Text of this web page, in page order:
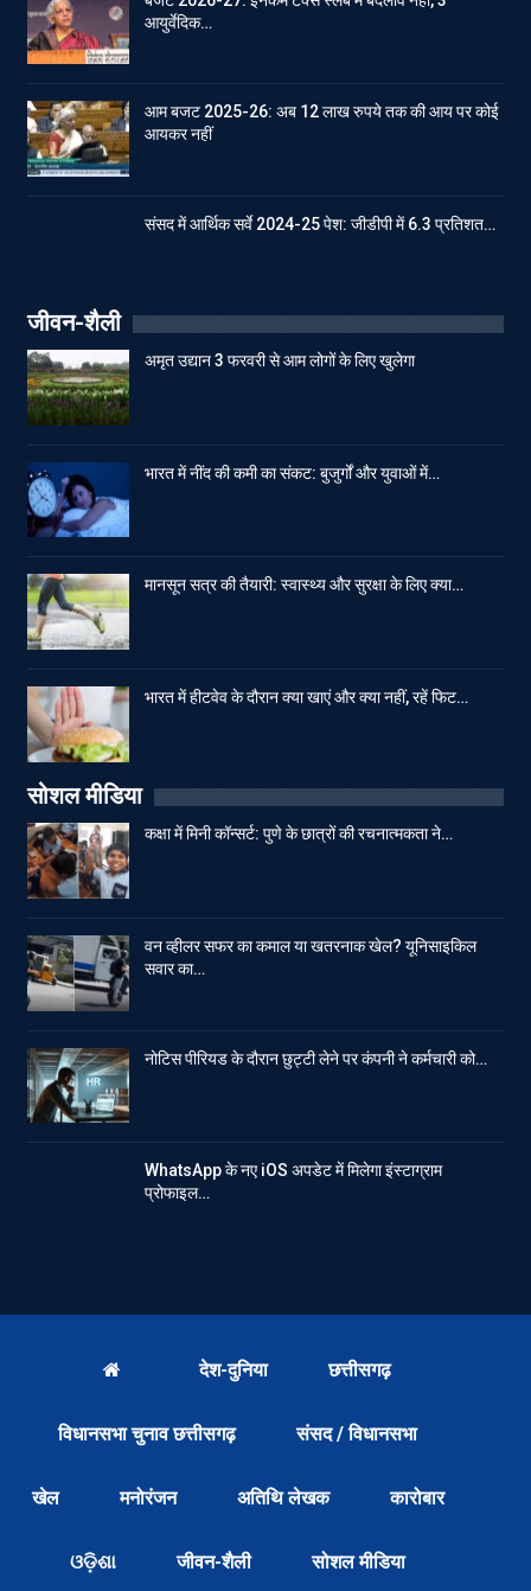
आयुर्वेदिक…
आम बजट 2025-26: अब 12 लाख रुपये तक की आय पर कोई
आयकर नहीं
संसद में आर्थिक सर्वे 2024-25 पेश: जीडीपी में 6.3 प्रतिशत…
जीवन-शैली
अमृत उद्यान 3 फरवरी से आम लोगों के लिए खुलेगा
भारत में नींद की कमी का संकट: बुजुर्गों और युवाओं में…
मानसून सत्र की तैयारी: स्वास्थ्य और सुरक्षा के लिए क्या…
भारत में हीटवेव के दौरान क्या खाएं और क्या नहीं, रहें फिट…
सोशल मीडिया
कक्षा में मिनी कॉन्सर्ट: पुणे के छात्रों की रचनात्मकता ने…
वन व्हीलर सफर का कमाल या खतरनाक खेल? यूनिसाइकिल
सवार का…
नोटिस पीरियड के दौरान छुट्टी लेने पर कंपनी ने कर्मचारी को…
WhatsApp के नए iOS अपडेट में मिलेगा इंस्टाग्राम
प्रोफाइल…
देश-दुनिया छत्तीसगढ़
विधानसभा चुनाव छत्तीसगढ़ संसद / विधानसभा
खेल मनोरंजन अतिथि लेखक कारोबार
ଓଡ଼ିଶା जीवन-शैली सोशल मीडिया